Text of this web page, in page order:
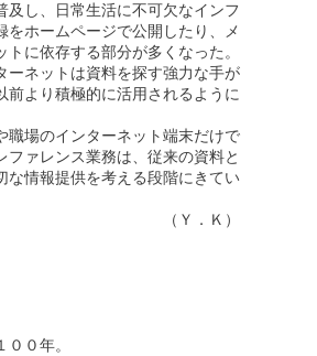
し、日常生活に不可欠なインフ
ホームページで公開したり、メ
に依存する部分が多くなった。
ネットは資料を探す強力な手が
より積極的に活用されるように
場のインターネット端末だけで
ァレンス業務は、従来の資料と
な情報提供を考える段階にきてい
）
０年。